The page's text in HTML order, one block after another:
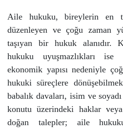
Dava Nasıl Açılır?
Hakkımda dava
Mirastan Mal
Aile hukuku, bireylerin en
düzenleyen ve çoğu zaman
taşıyan bir hukuk alanıdır.
hukuku uyuşmazlıkları ise
ekonomik yapısı nedeniyle
hukuki süreçlere
babalık davaları, isim ve
konutu üzerindeki haklar veya
doğan talepler; aile